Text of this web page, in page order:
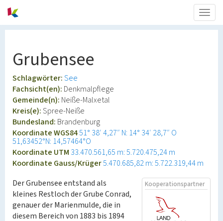
Grubensee
Schlagwörter:See
Fachsicht(en): Denkmalpflege
Gemeinde(n): Neiße-Malxetal
Kreis(e):Spree-Neiße
Bundesland: Brandenburg
Koordinate WGS8451° 38′ 4,27″ N: 14° 34′ 28,7″ O
51,63452°N: 14,57464°O
Koordinate UTM 33.470.561,65 m: 5.720.475,24 m
Koordinate Gauss/Krüger5.470.685,82 m: 5.722.319,44 m
Kooperationspartner
Der Grubensee entstand als
kleines Restloch der Grube Conrad,
genauer der Marienmulde, die in
diesem Bereich von 1883 bis 1894